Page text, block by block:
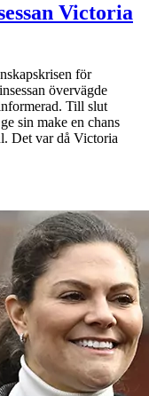
Victoria
för
övervägde
Till slut
sin make en chans
Det var då Victoria